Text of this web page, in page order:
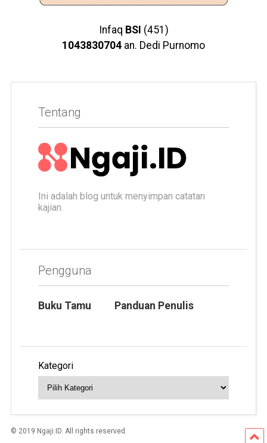
Infaq BSI (451)
1043830704 an. Dedi Purnomo
Tentang
Ini adalah blog untuk menyimpan catatan
kajian.
Pengguna
Buku Tamu Panduan Penulis
Kategori
© 2019 Ngaji.ID. All rights reserved.